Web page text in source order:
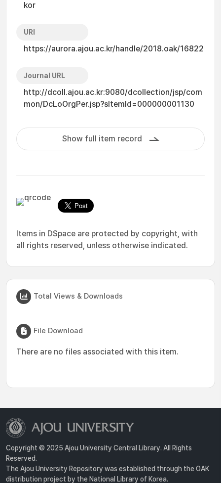
kor
URI
https://aurora.ajou.ac.kr/handle/2018.oak/16822
Journal URL
http://dcoll.ajou.ac.kr:9080/dcollection/jsp/com
mon/DcLoOrgPer.jsp?sItemId=000000001130
Show full item record
Items in DSpace are protected by copyright, with
all rights reserved, unless otherwise indicated.
Total Views & Downloads
File Download
There are no files associated with this item.
Copyright © 2025 Ajou University Central Library. All Rights
Reserved.
The Ajou University Repository was established through the OAK
distribution project by the National Library of Korea.